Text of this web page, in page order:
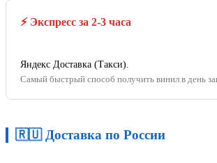
⚡ Экспресс за 2-3 часа
Яндекс Доставка (Такси).
Самый быстрый способ получить винил в день
🇷🇺 Доставка по России